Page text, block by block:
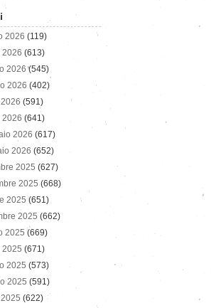
2026 (119)
2026 (613)
2026 (545)
2026 (402)
(591)
2026 (641)
2026 (617)
2026 (652)
2025 (627)
2025 (668)
2025 (651)
2025 (662)
2025 (669)
2025 (671)
2025 (573)
2025 (591)
(622)